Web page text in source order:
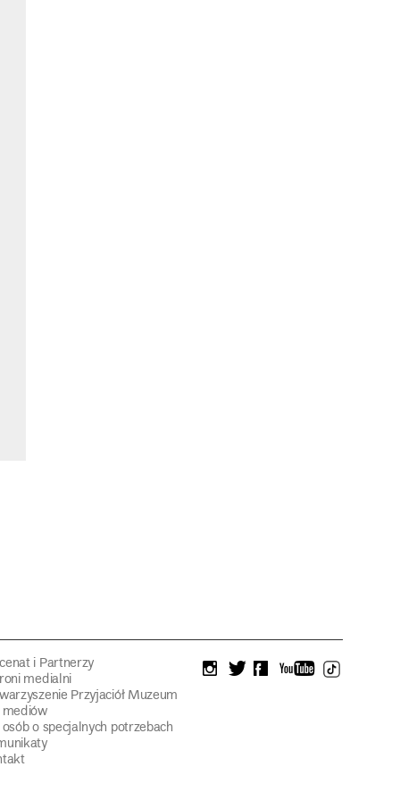
i Partnerzy
medialni
Przyjaciół Muzeum
o specjalnych potrzebach
instagram
twitterfacebookyoutube
tiktok